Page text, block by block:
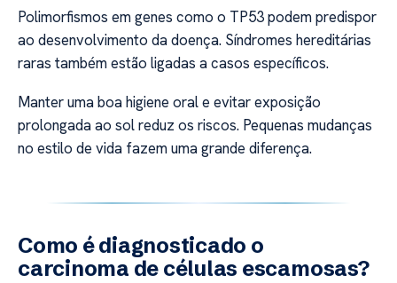
Polimorfismos em genes como o TP53 podem predispor
ao desenvolvimento da doença. Síndromes hereditárias
raras também estão ligadas a casos específicos.
Manter uma boa higiene oral e evitar exposição
prolongada ao sol reduz os riscos. Pequenas mudanças
no estilo de vida fazem uma grande diferença.
Como é diagnosticado o
carcinoma de células escamosas?